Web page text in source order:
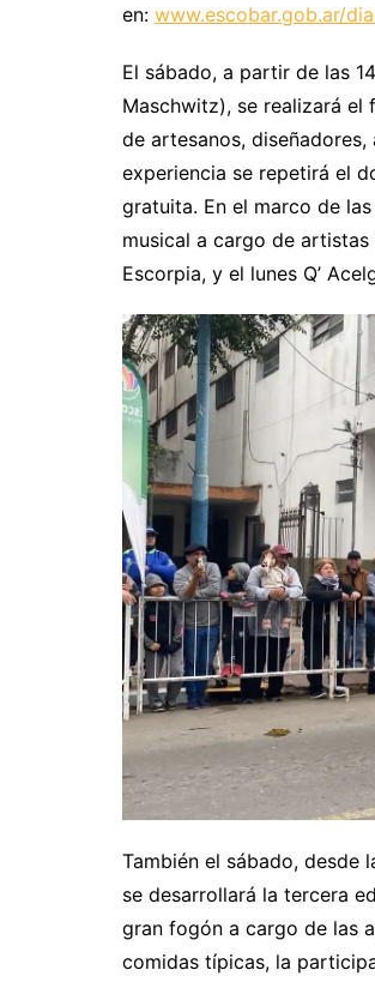
en: www.escobar.gob.ar/
El sábado, a partir de las
Maschwitz), se realizará el
de artesanos,
experiencia se repetirá el
gratuita. En el marco de
musical a cargo de
Escorpia, y el lunes Q’
También el sábado, desde
se desarrollará la tercera
gran fogón a cargo de las
comidas típicas, la